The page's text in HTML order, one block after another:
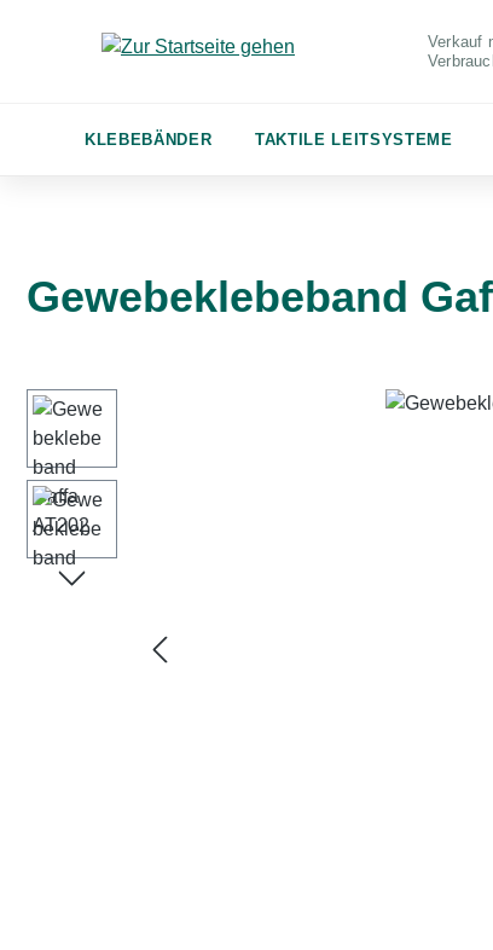
Verkauf
KLEBEBÄNDER TAKTILE LEITSYSTEME
Gewebeklebeband
Bildergalerie überspringen